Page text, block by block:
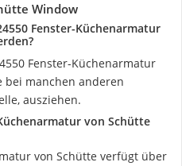
Window
Fenster-Küchenarmatur
Fenster-Küchenarmatur
bei manchen anderen
ausziehen.
von Schütte
von Schütte verfügt über